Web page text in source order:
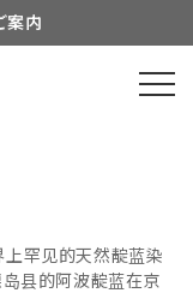
内
上罕见的天然靛蓝染
县的阿波靛蓝在京